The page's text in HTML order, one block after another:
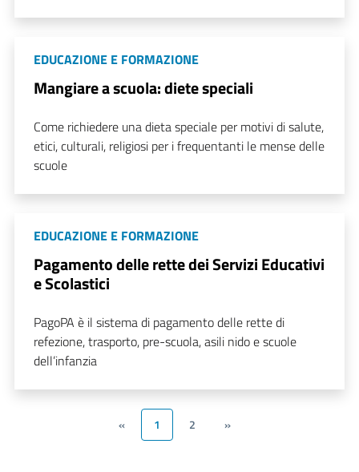
EDUCAZIONE E FORMAZIONE
Mangiare a scuola: diete speciali
Come richiedere una dieta speciale per motivi di salute,
etici, culturali, religiosi per i frequentanti le mense delle
scuole
EDUCAZIONE E FORMAZIONE
Pagamento delle rette dei Servizi Educativi
e Scolastici
PagoPA è il sistema di pagamento delle rette di
refezione, trasporto, pre-scuola, asili nido e scuole
dell’infanzia
« 1 2 »